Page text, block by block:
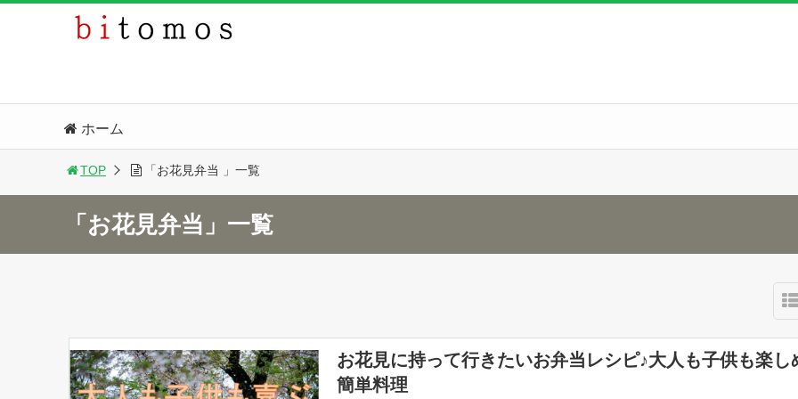
ホーム
TOP 「お花見弁当 」一覧
「お花見弁当」一覧
お花見に持って行きたいお弁当レシピ♪大人も子供も楽し
簡単料理